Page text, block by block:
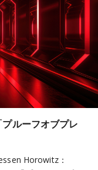
ルーフオブプレ
Horowitz：